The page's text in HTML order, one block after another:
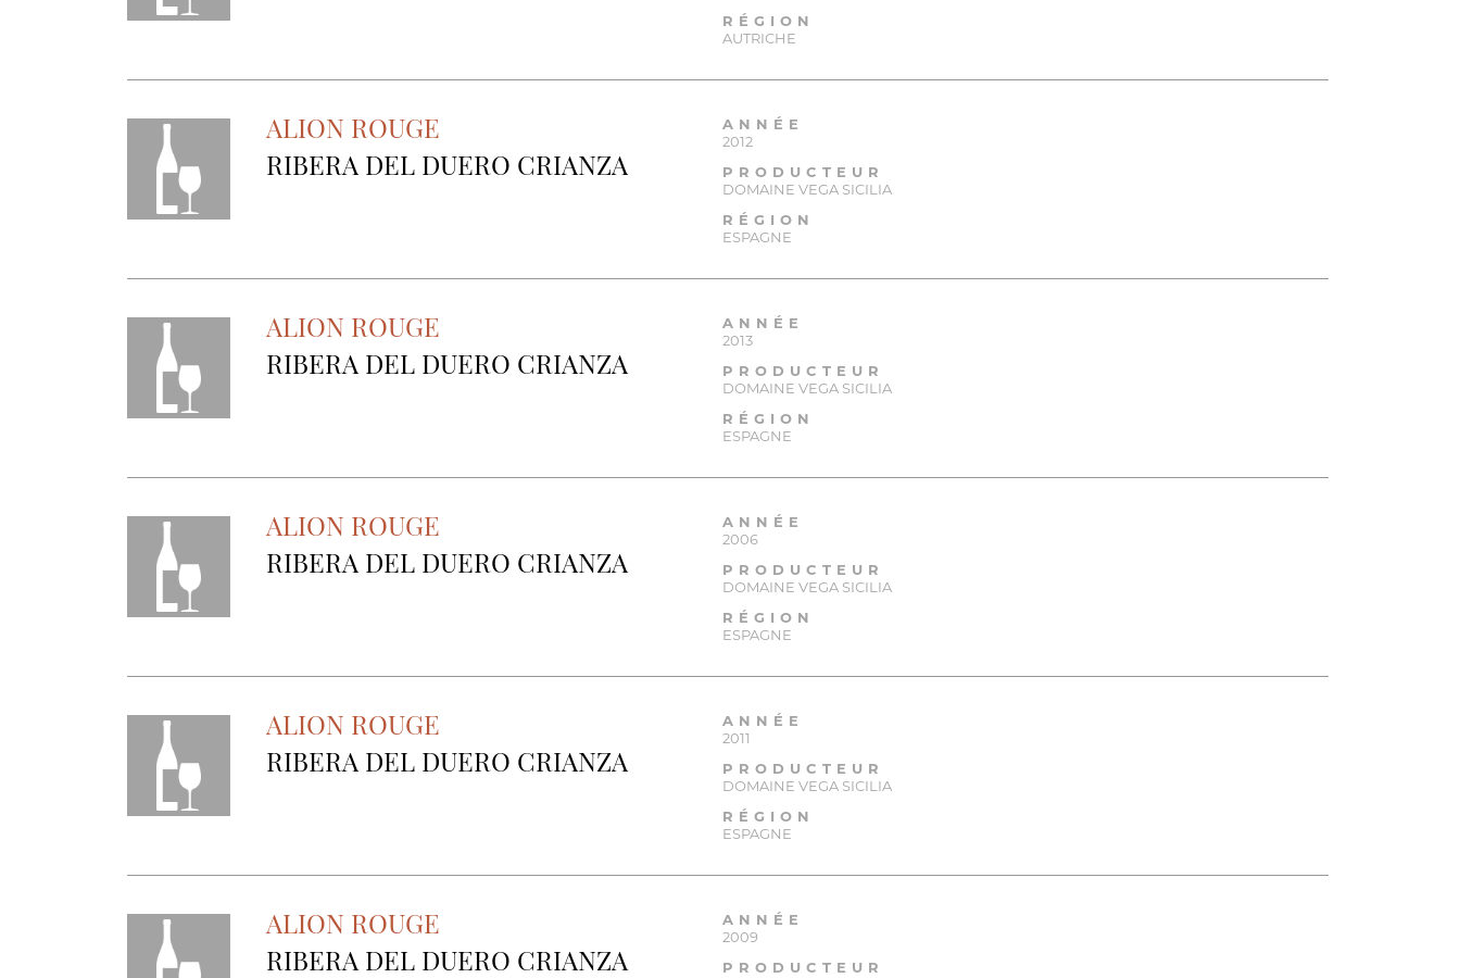
RÉGION
AUTRICHE
ALION ROUGE
RIBERA DEL DUERO CRIANZA
ANNÉE
2012
PRODUCTEUR
DOMAINE VEGA SICILIA
RÉGION
ESPAGNE
ALION ROUGE
RIBERA DEL DUERO CRIANZA
ANNÉE
2013
PRODUCTEUR
DOMAINE VEGA SICILIA
RÉGION
ESPAGNE
ALION ROUGE
RIBERA DEL DUERO CRIANZA
ANNÉE
2006
PRODUCTEUR
DOMAINE VEGA SICILIA
RÉGION
ESPAGNE
ALION ROUGE
RIBERA DEL DUERO CRIANZA
ANNÉE
2011
PRODUCTEUR
DOMAINE VEGA SICILIA
RÉGION
ESPAGNE
ALION ROUGE
RIBERA DEL DUERO CRIANZA
ANNÉE
2009
PRODUCTEUR